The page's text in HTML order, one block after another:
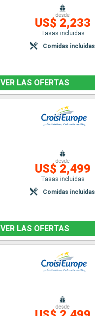
desde
US$ 2,233
Tasas incluidas
Comidas incluidas
VER LAS OFERTAS
desde
US$ 2,499
Tasas incluidas
Comidas incluidas
VER LAS OFERTAS
desde